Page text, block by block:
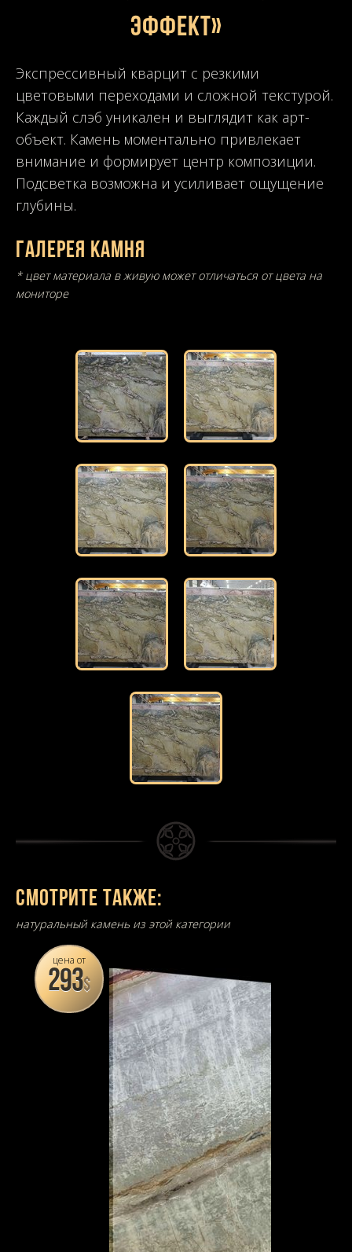
эффект»
Экспрессивный кварцит с резкими
цветовыми переходами и сложной текстурой.
Каждый слэб уникален и выглядит как арт-
объект. Камень моментально привлекает
внимание и формирует центр композиции.
Подсветка возможна и усиливает ощущение
глубины.
Галерея камня
* цвет материала в живую может отличаться от цвета на
мониторе
Смотрите также:
натуральный камень из этой категории
цена от
293$